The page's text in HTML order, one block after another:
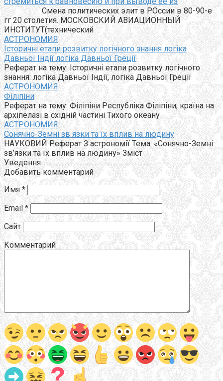
Смена политических элит в РОссии в 80-90-е
гг 20 столетия. МОСКОВСКИЙ АВИАЦИОННЫЙ
ИНСТИТУТ(технический
АСТРОНОМИЯ
Історичні етапи розвитку логічного знання логіка
Давньої Індії логіка Давньої Греції
Реферат на тему: Історичні етапи розвитку логічного
знання: логіка Давньої Індії, логіка Давньої Греції
АСТРОНОМИЯ
Філіпіни
Реферат на тему: Філіпіни Республіка Філіпіни, країна на
архіпелазі в східній частині Тихого океану
АСТРОНОМИЯ
Сонячно-Земні зв язки та їх вплив на людину
НАУКОВИЙ Реферат З астрономії Тема: «Сонячно-Земні
зв’язки та їх вплив на людину» Зміст
Уведення.........................................................................
Добавить комментарий
Имя *
Email *
Сайт
Комментарий